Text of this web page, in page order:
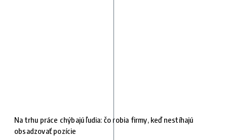
Na trhu práce chýbajú ľudia: čo robia firmy, keď nestíhajú
obsadzovať pozície